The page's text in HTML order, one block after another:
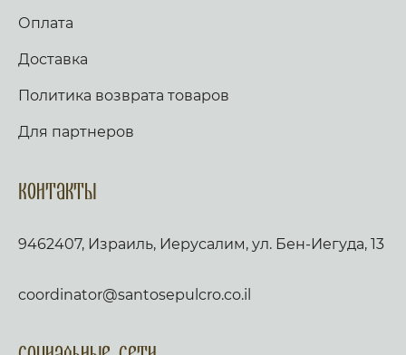
Оплата
Доставка
Политика возврата товаров
Для партнеров
Контакты
9462407, Израиль, Иерусалим, ул. Бен-Иегуда, 13
coordinator@santosepulcro.co.il